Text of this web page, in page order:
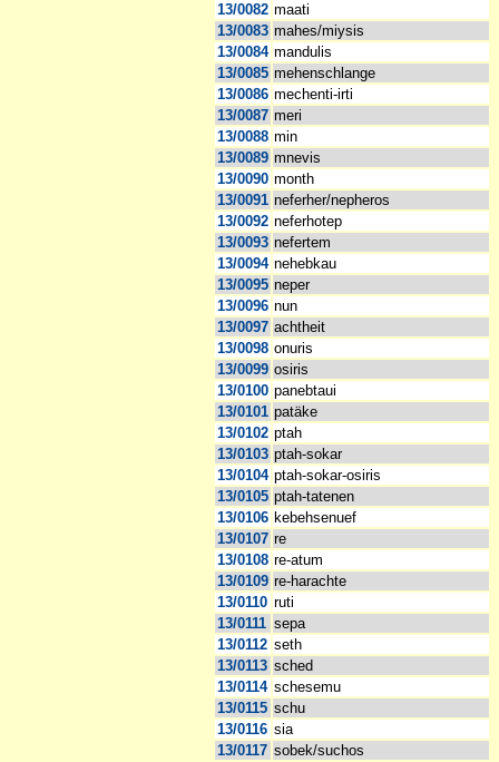
13/0082 maati
13/0083 mahes/miysis
13/0084 mandulis
13/0085 mehenschlange
13/0086 mechenti-irti
13/0087 meri
13/0088 min
13/0089 mnevis
13/0090 month
13/0091 neferher/nepheros
13/0092 neferhotep
13/0093 nefertem
13/0094 nehebkau
13/0095 neper
13/0096 nun
13/0097 achtheit
13/0098 onuris
13/0099 osiris
13/0100 panebtaui
13/0101 patäke
13/0102 ptah
13/0103 ptah-sokar
13/0104 ptah-sokar-osiris
13/0105 ptah-tatenen
13/0106 kebehsenuef
13/0107 re
13/0108 re-atum
13/0109 re-harachte
13/0110 ruti
13/0111 sepa
13/0112 seth
13/0113 sched
13/0114 schesemu
13/0115 schu
13/0116 sia
13/0117 sobek/suchos